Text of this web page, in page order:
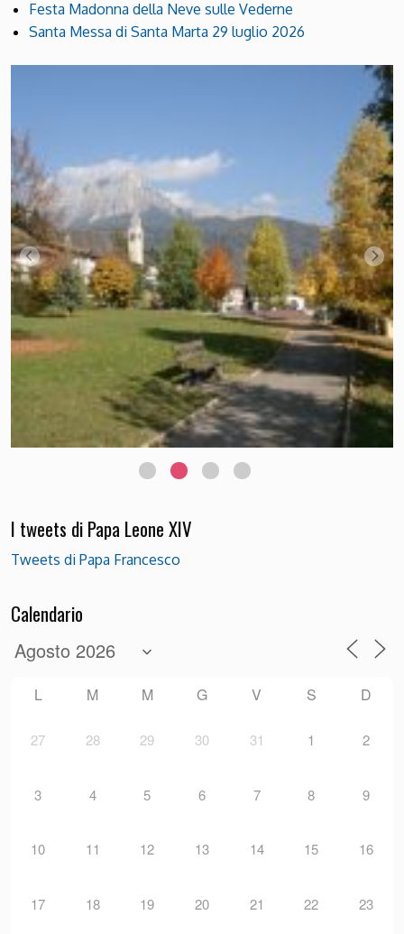
Festa Madonna della Neve sulle Vederne
Santa Messa di Santa Marta 29 luglio 2026
I tweets di Papa Leone XIV
Tweets di Papa Francesco
Calendario
L M M G V S D
27 28 29 30 31 1 2
3 4 5 6 7 8 9
10 11 12 13 14 15 16
17 18 19 20 21 22 23